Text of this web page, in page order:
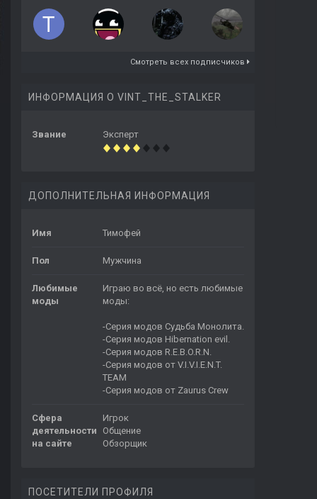
Смотреть всех подписчиков
ИНФОРМАЦИЯ О VINT_THE_STALKER
Звание Эксперт
ДОПОЛНИТЕЛЬНАЯ ИНФОРМАЦИЯ
Имя Тимофей
Пол Мужчина
Любимые
моды
Играю во всё, но есть любимые
моды:
-Серия модов Судьба Монолита.
-Серия модов Hibernation evil.
-Серия модов R.E.B.O.R.N.
-Серия модов от V.I.V.I.E.N.T.
TEAM
-Серия модов от Zaurus Crew
Сфера
деятельности
на сайте
Игрок
Общение
Обзорщик
ПОСЕТИТЕЛИ ПРОФИЛЯ